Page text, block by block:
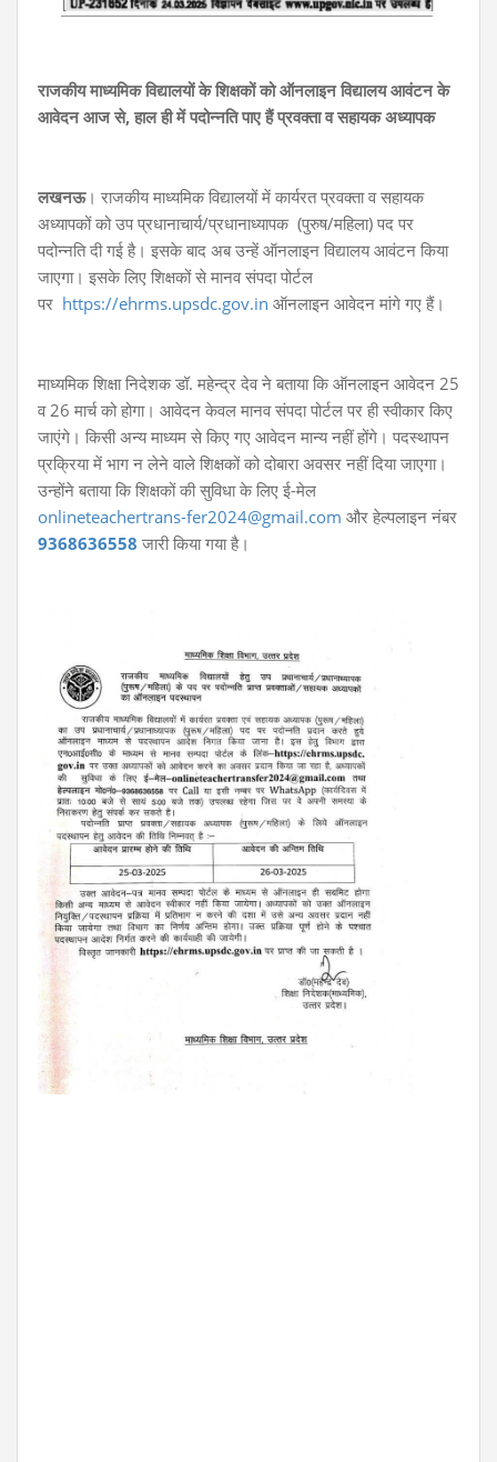
राजकीय माध्यमिक विद्यालयों के शिक्षकों को ऑनलाइन विद्यालय आवंटन के
आवेदन आज से, हाल ही में पदोन्नति पाए हैं प्रवक्ता व सहायक अध्यापक
लखनऊ। राजकीय माध्यमिक विद्यालयों में कार्यरत प्रवक्ता व सहायक
अध्यापकों को उप प्रधानाचार्य/प्रधानाध्यापक (पुरुष/महिला) पद पर
पदोन्नति दी गई है। इसके बाद अब उन्हें ऑनलाइन विद्यालय आवंटन किया
जाएगा। इसके लिए शिक्षकों से मानव संपदा पोर्टल
पर https://ehrms.upsdc.gov.in ऑनलाइन आवेदन मांगे गए हैं।
माध्यमिक शिक्षा निदेशक डॉ. महेन्द्र देव ने बताया कि ऑनलाइन आवेदन 25
व 26 मार्च को होगा। आवेदन केवल मानव संपदा पोर्टल पर ही स्वीकार किए
जाएंगे। किसी अन्य माध्यम से किए गए आवेदन मान्य नहीं होंगे। पदस्थापन
प्रक्रिया में भाग न लेने वाले शिक्षकों को दोबारा अवसर नहीं दिया जाएगा।
उन्होंने बताया कि शिक्षकों की सुविधा के लिए ई-मेल
onlineteachertrans-fer2024@gmail.com और हेल्पलाइन नंबर
9368636558 जारी किया गया है।